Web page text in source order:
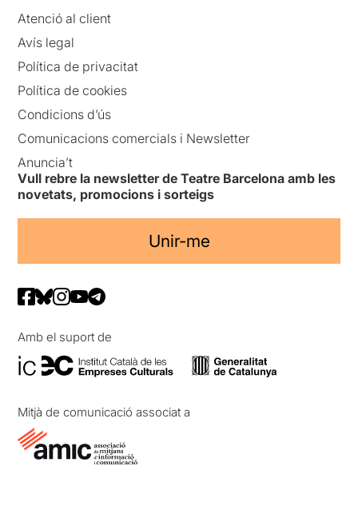
Atenció al client
Avís legal
Política de privacitat
Política de cookies
Condicions d’ús
Comunicacions comercials i Newsletter
Anuncia’t
Vull rebre la newsletter de Teatre Barcelona amb les
novetats, promocions i sorteigs
Unir-me
Amb el suport de
Mitjà de comunicació associat a